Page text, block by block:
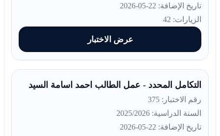
تاريخ الإضافة: 22-05-2026
الزيارات: 42
عرض الاختبار
التكامل المحدد - عمل الطالب احمد اسامة السيد
رقم الاختبار: 375
السنة الدراسية: 2025/2026
تاريخ الإضافة: 22-05-2026